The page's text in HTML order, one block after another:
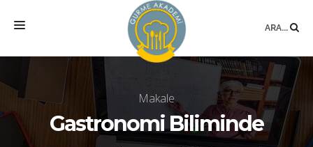
ARA...
MEKAN
EĞITIMLER
Makale
Gastronomi Biliminde